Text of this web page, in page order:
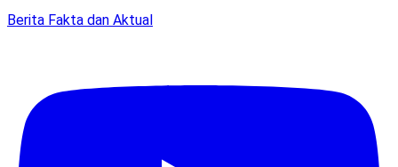
Berita Fakta dan Aktual